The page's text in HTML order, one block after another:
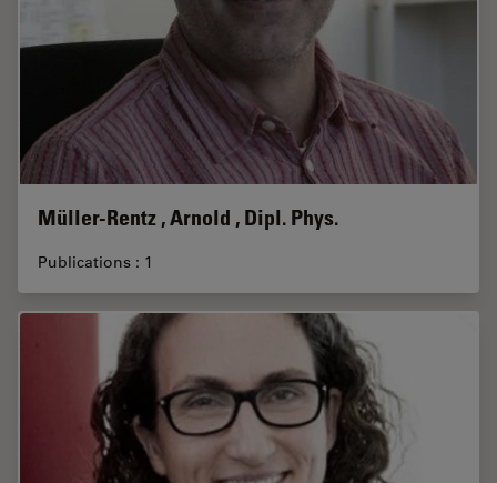
Müller-Rentz , Arnold , Dipl. Phys.
Publications : 1